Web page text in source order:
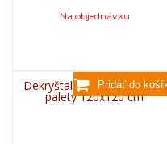
Na objednávku
Dekryštalizačná komora na
palety 120x120 cm